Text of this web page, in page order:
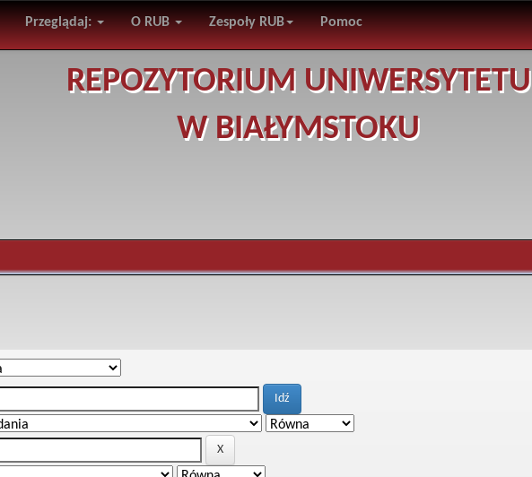
Przeglądaj: O RUB Zespoły RUB Pomoc
REPOZYTORIUM UNIWERSYTETU
W BIAŁYMSTOKU